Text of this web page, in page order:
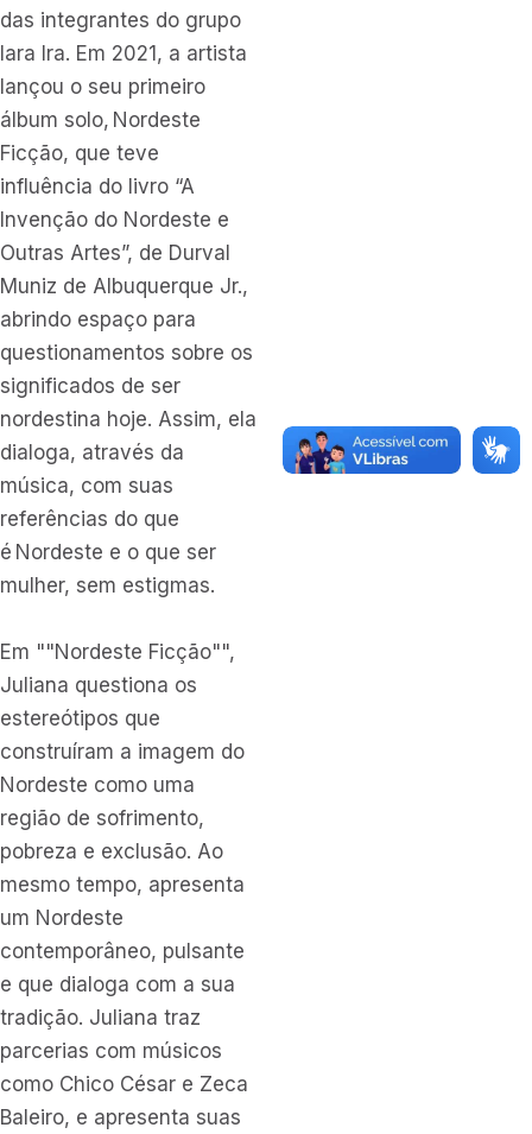
das integrantes do grupo
Iara Ira. Em 2021, a artista
lançou o seu primeiro
álbum solo, Nordeste
Ficção, que teve
influência do livro “A
Invenção do Nordeste e
Outras Artes”, de Durval
Muniz de Albuquerque Jr.,
abrindo espaço para
questionamentos sobre os
significados de ser
nordestina hoje. Assim, ela
dialoga, através da
música, com suas
referências do que
é Nordeste e o que ser
mulher, sem estigmas.
Em ""Nordeste Ficção"",
Juliana questiona os
estereótipos que
construíram a imagem do
Nordeste como uma
região de sofrimento,
pobreza e exclusão. Ao
mesmo tempo, apresenta
um Nordeste
contemporâneo, pulsante
e que dialoga com a sua
tradição. Juliana traz
parcerias com músicos
como Chico César e Zeca
Baleiro, e apresenta suas